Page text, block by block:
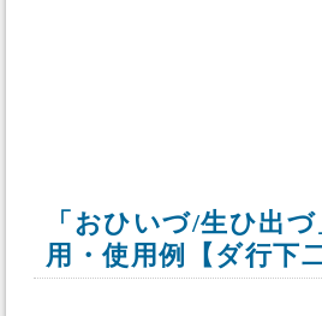
「おひいづ/生ひ出
用・使用例【ダ行下